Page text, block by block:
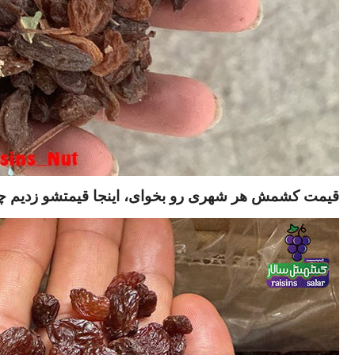
قیمت کشمش هر شهری رو بخوای، اینجا قیمتشو زدیم